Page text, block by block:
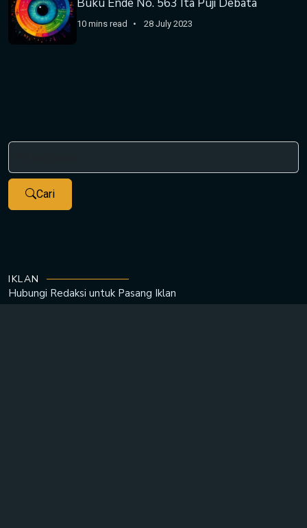
10 mins read 28 July 2023
Cari
IKLAN
Hubungi Redaksi untuk Pasang Iklan